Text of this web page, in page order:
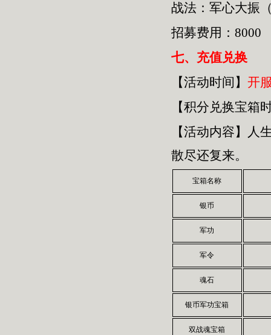
战法：军心大振
招募费用：8000
七、 充值兑换
【活动时间】 开
【积分兑换宝箱
【活动内容】人
散尽还复来。
宝箱名称
银币
军功
军令
魂石
银币军功宝箱
双战魂宝箱